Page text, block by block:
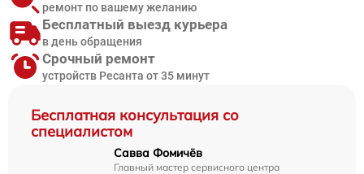
Бесплатная консультация со
специалистом
Савва Фомичёв
Главный мастер сервисного центра
ремонт по вашему желанию
Бесплатный выезд курьера
в день обращения
Срочный ремонт
устройств Ресанта от 35 минут